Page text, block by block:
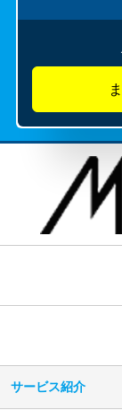
サービス紹介